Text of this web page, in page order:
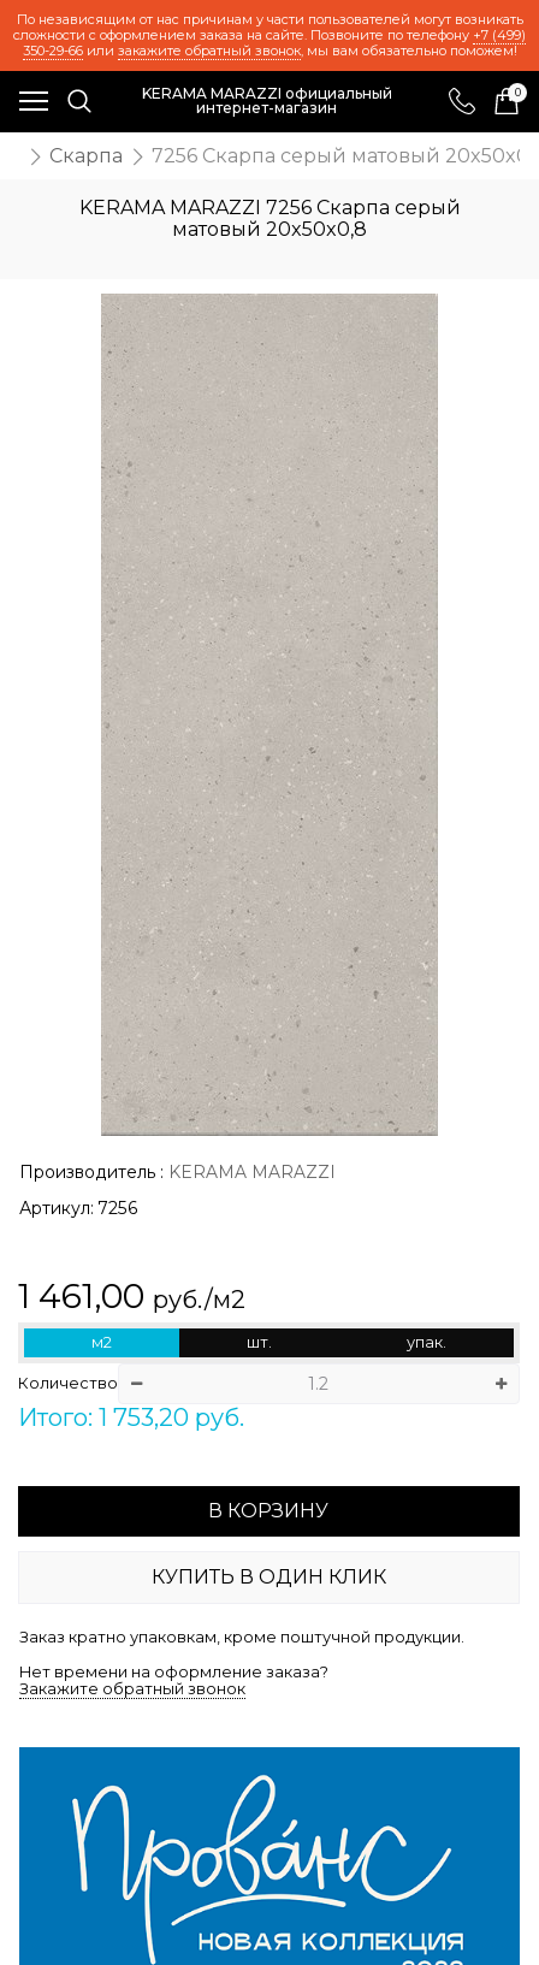
По независящим от нас причинам у части пользователей могут возникать
сложности с оформлением заказа на сайте. Позвоните по телефону +7 (499)
350-29-66или закажите обратный звонок, мы вам обязательно поможем!
KERAMA MARAZZI официальный
интернет-магазин
0
Скарпа 7256 Скарпа серый матовый
KERAMA MARAZZI 7256 Скарпа серый
матовый 20x50x0,8
Производитель : KERAMA MARAZZI
Артикул: 7256
1 461,00 руб./м2
м2 шт. упак.
Количество
Итого: 1 753,20 руб.
В КОРЗИНУ
КУПИТЬ В ОДИН КЛИК
Заказ кратно упаковкам, кроме поштучной продукции.
Нет времени на оформление заказа?
Закажите обратный звонок